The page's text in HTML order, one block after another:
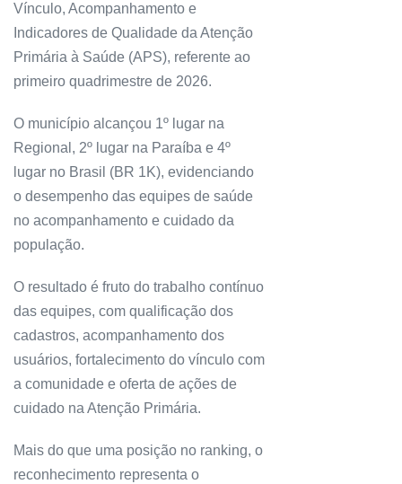
Vínculo, Acompanhamento e
Indicadores de Qualidade da Atenção
Primária à Saúde (APS), referente ao
primeiro quadrimestre de 2026.
O município alcançou 1º lugar na
Regional, 2º lugar na Paraíba e 4º
lugar no Brasil (BR 1K), evidenciando
o desempenho das equipes de saúde
no acompanhamento e cuidado da
população.
O resultado é fruto do trabalho contínuo
das equipes, com qualificação dos
cadastros, acompanhamento dos
usuários, fortalecimento do vínculo com
a comunidade e oferta de ações de
cuidado na Atenção Primária.
Mais do que uma posição no ranking, o
reconhecimento representa o